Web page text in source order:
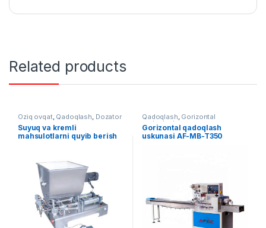
Related products
Oziq ovqat, Qadoqlash, Dozator
Suyuq va kremli
mahsulotlarni quyib berish
Qadoqlash, Gorizontal
qadoqlash
Gorizontal qadoqlash
uskunasi AF-MB-T350